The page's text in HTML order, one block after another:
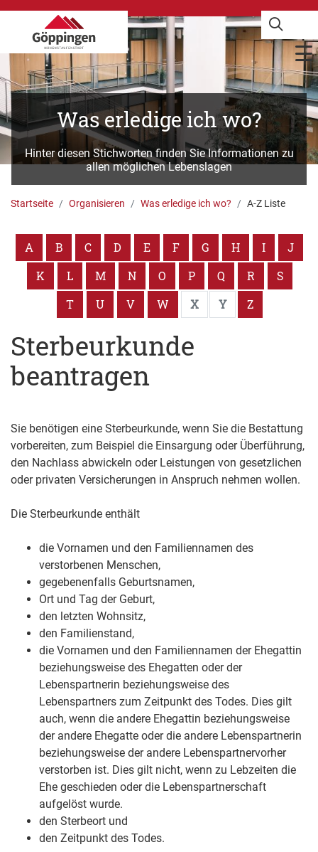
Was erledige ich wo?
Hinter diesen Stichworten finden Sie Informationen zu
allen möglichen Lebenslagen
Startseite Organisieren Was erledige ich wo? A-Z Liste
A B C D E F G H I
J
K
L M N O P Q R
S
T
U V W X Y Z
Sterbeurkunde
beantragen
Sie benötigen eine Sterbeurkunde, wenn Sie die Bestattung
vorbereiten, zum Beispiel die Einsargung oder Überführung,
den Nachlass abwickeln oder Leistungen von gesetzlichen
oder privaten Versicherungen in Anspruch nehmen wollen.
Die Sterbeurkunde enthält
die Vornamen und den Familiennamen des
verstorbenen Menschen,
gegebenenfalls Geburtsnamen,
Ort und Tag der Geburt,
den letzten Wohnsitz,
den Familienstand,
die Vornamen und den Familiennamen der Ehegattin
beziehungsweise des Ehegatten oder der
Lebenspartnerin beziehungsweise des
Lebenspartners zum Zeitpunkt des Todes. Dies gilt
auch, wenn die andere Ehegattin beziehungsweise
der andere Ehegatte oder die andere Lebenspartnerin
beziehungsweise der andere Lebenspartnervorher
verstorben ist. Dies gilt nicht, wenn zu Lebzeiten die
Ehe geschieden oder die Lebenspartnerschaft
aufgelöst wurde.
den Sterbeort und
den Zeitpunkt des Todes.